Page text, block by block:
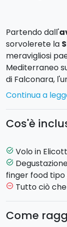
Partendo dall'
sorvolerete la
meravigliosi
Mediterraneo
di Falconara,
affacciarsi sul
A bordo di un
Prima di
dove vi verrà
comprende,
tipici locali.
Seguirà il
Max 3
Durata volo:
Continua a
Cos'è
task_alt Volo in
task_alt
finger food tipo
remove_circle_outline Tutto ciò
Come